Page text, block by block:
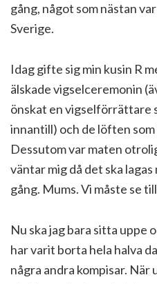
gång, något som nästan
Sverige.
Idag gifte sig min kusin R
älskade vigselceremonin
önskat en vigselförrättare
innantill) och de löften som
Dessutom var maten
väntar mig då det ska lagas
gång. Mums. Vi måste se
Nu ska jag bara sitta uppe
har varit borta hela halva
några andra kompisar. När